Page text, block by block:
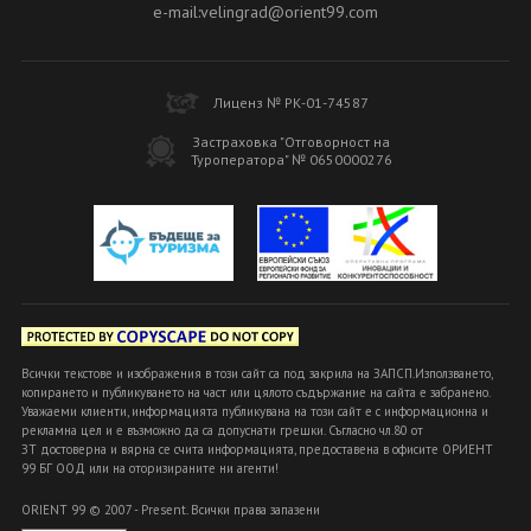
e-mail:velingrad@orient99.com
Лиценз № РК-01-74587
Застраховка "Отговорност на
Туроператора" № 0650000276
Всички текстове и изображения в този сайт са под закрила на ЗАПСП.Използването,
копирането и публикуването на част или цялото съдържание на сайта е забранено.
Уважаеми клиенти, информацията публикувана на този сайт е с информационна и
рекламна цел и е възможно да са допуснати грешки. Съгласно чл.80 от
ЗТ достоверна и вярна се счита информацията, предоставена в офисите ОРИЕНТ
99 БГ ООД или на оторизираните ни агенти!
ORIENT 99 © 2007 - Present. Всички права запазени